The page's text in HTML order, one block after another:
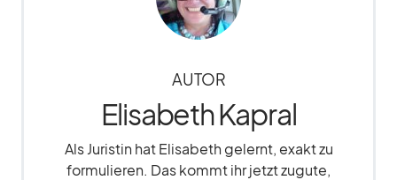
AUTOR
Elisabeth Kapral
Als Juristin hat Elisabeth gelernt, exakt zu
formulieren. Das kommt ihr jetzt zugute,